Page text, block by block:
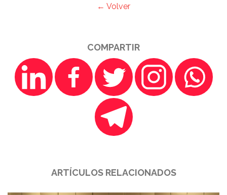
← Volver
COMPARTIR
ARTÍCULOS RELACIONADOS